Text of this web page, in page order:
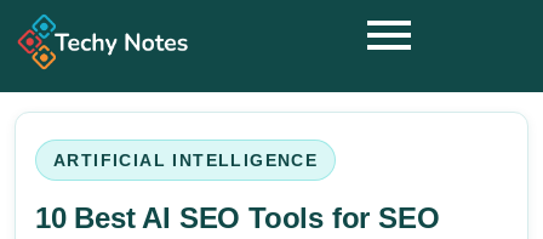
ARTIFICIAL INTELLIGENCE
10 Best AI SEO Tools for SEO